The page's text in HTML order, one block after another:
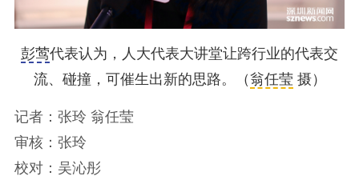
彭莺代表认为，人大代表大讲堂让跨行业的代表交
流、碰撞，可催生出新的思路。（翁任莹摄）
记者：张玲 翁任莹
审核：张玲
校对：吴沁彤